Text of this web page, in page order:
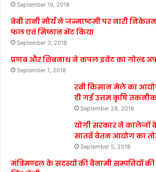
September 19, 2018
बेबी रानी मौर्य ने जन्माष्टमी पर नारी
फल एवं मिष्ठान भेंट किया
September 3, 2018
प्रणब और शिबनाथ ने कपल इवेंट का गोल्ड
September 1, 2018
रबी किसान मेले का
दी गई उत्तम कृषि
September 28, 2018
योगी सरकार ने कालेजों के
सातवें वेतन आयोग का
September 5, 2018
मंत्रिमण्डल के सदस्यों की बैनामी सम्पत्तियों